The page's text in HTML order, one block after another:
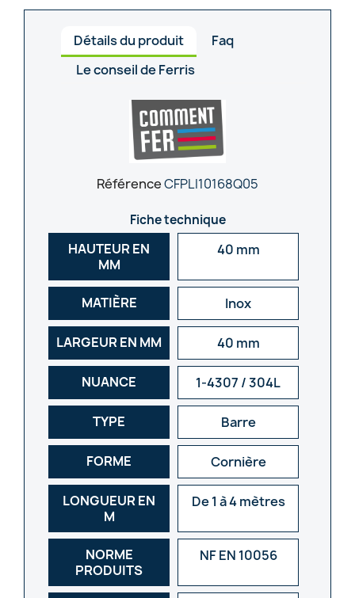
Détails du produit
Faq
Le conseil de Ferris
RéférenceCFPLI10168Q05
Fiche technique
HAUTEUR EN
MM
40 mm
MATIÈRE Inox
LARGEUR EN MM 40 mm
NUANCE 1-4307 / 304L
TYPE Barre
FORME Cornière
LONGUEUR EN
M
De 1 à 4 mètres
NORME
PRODUITS
NF EN 10056